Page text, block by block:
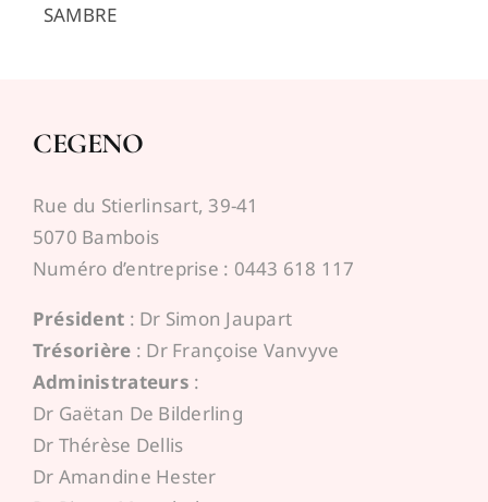
SAMBRE
CEGENO
Rue du Stierlinsart, 39-41
5070 Bambois
Numéro d’entreprise : 0443 618 117
Président : Dr Simon Jaupart
Trésorière : Dr Françoise Vanvyve
Administrateurs :
Dr Gaëtan De Bilderling
Dr Thérèse Dellis
Dr Amandine Hester